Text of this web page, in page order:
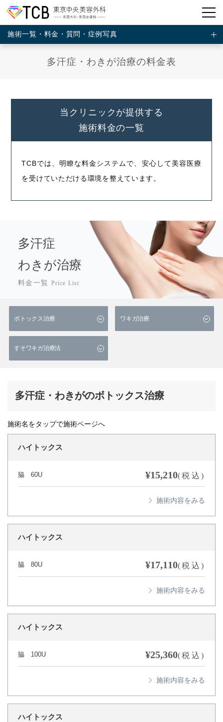
施術一覧・料金・質問・症例写真
多汗症・わきが治療の料金表
当クリニックが提供する
施術料金の一覧
TCBでは、明瞭な料金システムで、安心して美容医療
を受けていただける環境を整えています。
多汗症
わきが治療
料金一覧 Price List
ボトックス治療 ワキガ治療
すそワキガ治療法
多汗症・わきがのボトックス治療
施術名をタップで施術ページへ
ハイトックス
脇 60U ¥15,210(税込)
ハイトックス
脇 80U ¥17,110(税込)
ハイトックス
脇 100U ¥25,360(税込)
ハイトックス